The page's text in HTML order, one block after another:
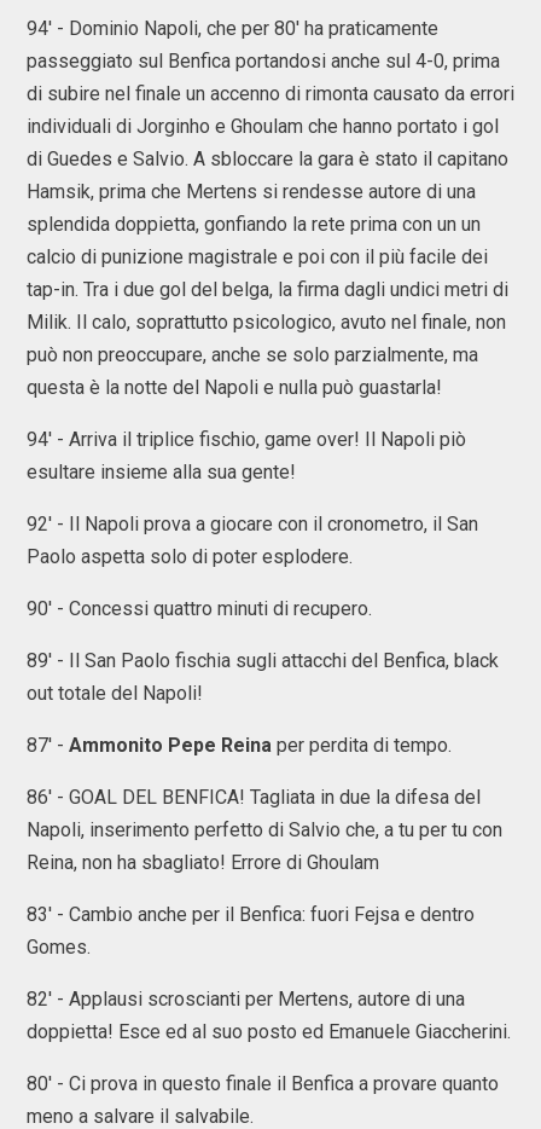
94' - Dominio Napoli, che per 80' ha praticamente
passeggiato sul Benfica portandosi anche sul 4-0, prima
di subire nel finale un accenno di rimonta causato da errori
individuali di Jorginho e Ghoulam che hanno portato i gol
di Guedes e Salvio. A sbloccare la gara è stato il capitano
Hamsik, prima che Mertens si rendesse autore di una
splendida doppietta, gonfiando la rete prima con un un
calcio di punizione magistrale e poi con il più facile dei
tap-in. Tra i due gol del belga, la firma dagli undici metri di
Milik. Il calo, soprattutto psicologico, avuto nel finale, non
può non preoccupare, anche se solo parzialmente, ma
questa è la notte del Napoli e nulla può guastarla!
94' - Arriva il triplice fischio, game over! Il Napoli piò
esultare insieme alla sua gente!
92' - Il Napoli prova a giocare con il cronometro, il San
Paolo aspetta solo di poter esplodere.
90' - Concessi quattro minuti di recupero.
89' - Il San Paolo fischia sugli attacchi del Benfica, black
out totale del Napoli!
87' - Ammonito Pepe Reina per perdita di tempo.
86' - GOAL DEL BENFICA! Tagliata in due la difesa del
Napoli, inserimento perfetto di Salvio che, a tu per tu con
Reina, non ha sbagliato! Errore di Ghoulam
83' - Cambio anche per il Benfica: fuori Fejsa e dentro
Gomes.
82' - Applausi scroscianti per Mertens, autore di una
doppietta! Esce ed al suo posto ed Emanuele Giaccherini.
80' - Ci prova in questo finale il Benfica a provare quanto
meno a salvare il salvabile.